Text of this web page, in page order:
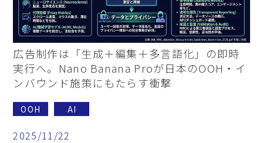
広告制作は「生成＋編集＋多言語化」の即時
実行へ。Nano Banana Proが日本のOOH・イ
ンバウンド施策にもたらす衝撃
OOH AI
2025/11/22